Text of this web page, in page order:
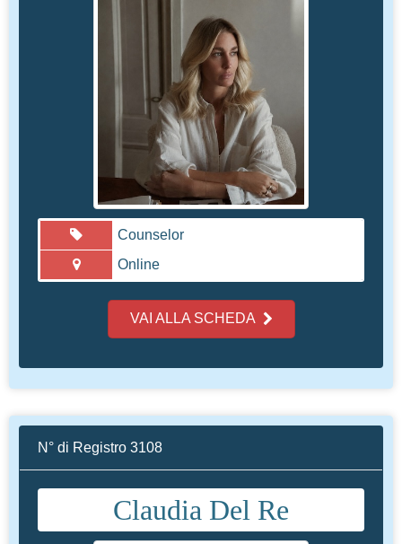
N° di Registro 3108
Claudia Del Re
Counselor
Online
VAI ALLA SCHEDA